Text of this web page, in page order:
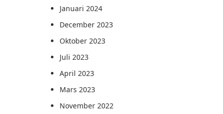
Januari 2024
December 2023
Oktober 2023
Juli 2023
April 2023
Mars 2023
November 2022